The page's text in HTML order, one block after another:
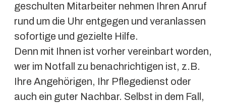
geschulten Mitarbeiter nehmen Ihren Anruf
rund um die Uhr entgegen und veranlassen
sofortige und gezielte Hilfe.
Denn mit Ihnen ist vorher vereinbart worden,
wer im Notfall zu benachrichtigen ist, z.B.
Ihre Angehörigen, Ihr Pflegedienst oder
auch ein guter Nachbar. Selbst in dem Fall,